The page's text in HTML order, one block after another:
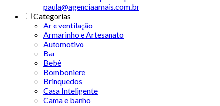
paula@agenciaamais.com.br
Categorias
Ar e ventilação
Armarinho e Artesanato
Automotivo
Bar
Bebê
Bomboniere
Brinquedos
Casa Inteligente
Cama e banho